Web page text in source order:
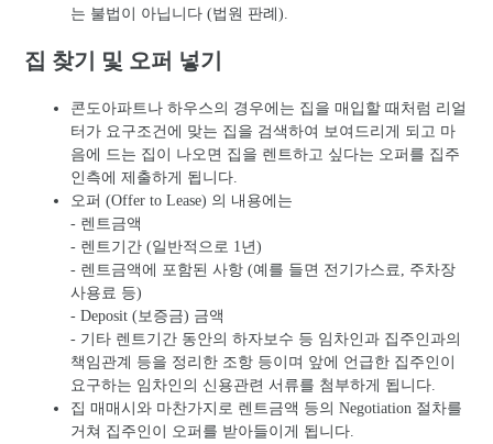
는 불법이 아닙니다 (법원 판례).
집 찾기 및 오퍼 넣기
콘도아파트나 하우스의 경우에는 집을 매입할 때처럼 리얼
터가 요구조건에 맞는 집을 검색하여 보여드리게 되고 마
음에 드는 집이 나오면 집을 렌트하고 싶다는 오퍼를 집주
인측에 제출하게 됩니다.
오퍼 (Offer to Lease) 의 내용에는
- 렌트금액
- 렌트기간 (일반적으로 1년)
- 렌트금액에 포함된 사항 (예를 들면 전기가스료, 주차장
사용료 등)
- Deposit (보증금) 금액
- 기타 렌트기간 동안의 하자보수 등 임차인과 집주인과의
책임관계 등을 정리한 조항 등이며 앞에 언급한 집주인이
요구하는 임차인의 신용관련 서류를 첨부하게 됩니다.
집 매매시와 마찬가지로 렌트금액 등의 Negotiation 절차를
거쳐 집주인이 오퍼를 받아들이게 됩니다.